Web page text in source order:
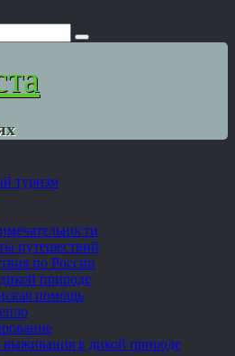
туризм
путешествий
по России
природе
помощь
в дикой природе